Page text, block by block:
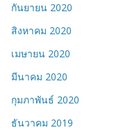
กันยายน 2020
สิงหาคม 2020
เมษายน 2020
มีนาคม 2020
กุมภาพันธ์ 2020
ธันวาคม 2019